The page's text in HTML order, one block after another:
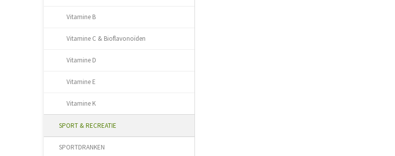
Vitamine B
Vitamine C & Bioflavonoïden
Vitamine D
Vitamine E
Vitamine K
SPORT & RECREATIE
SPORTDRANKEN